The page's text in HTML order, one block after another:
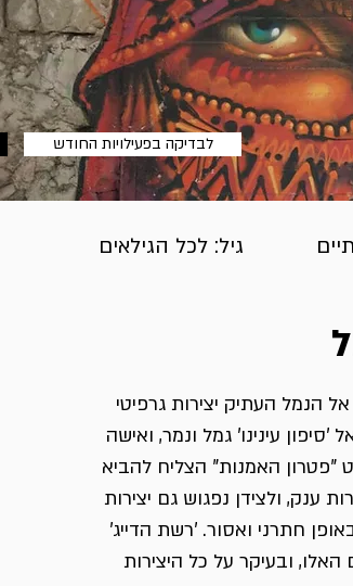
לבדיקה בלוח הסיורים הפתוחים
לבדיקה בפעילויות החודש
גיל: לכל הגילאים
הנמל העתיק יצירות גרפיטי
עינינו' גמל ונמר, ואישה
"פטרון האמנות" הצליח להביא
ענק, ולצידן נפגוש גם יצירות
חתרני ואסור. 'רשת הדייג'
ובעיקר על כל היצירות